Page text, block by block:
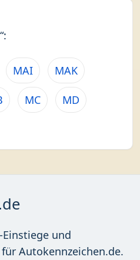
MAI MAK
MC MD
und
Autokennzeichen.de.